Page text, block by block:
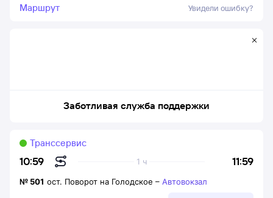
Маршрут Увидели ошибку?
Заботливая служба поддержки
10:59 11:59
1 ч
Транссервис
№ 501 ост. Поворот на Голодское – Автовокзал